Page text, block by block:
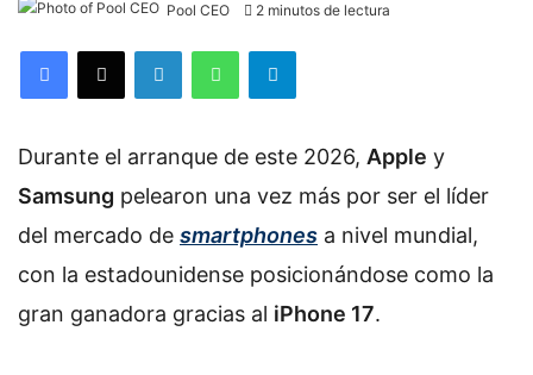
Pool CEO 2 minutos de lectura
Durante el arranque de este 2026, Apple y
Samsung pelearon una vez más por ser el líder
del mercado de smartphones a nivel mundial,
con la estadounidense posicionándose como la
gran ganadora gracias al iPhone 17.